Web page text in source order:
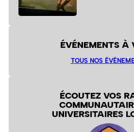
ÉVÉNEMENTS À
TOUS NOS
ÉCOUTEZ VOS
UNIVERSITAIRES